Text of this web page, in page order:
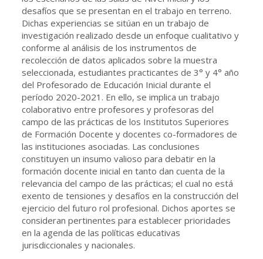
desafíos que se presentan en el trabajo en terreno.
Dichas experiencias se sitúan en un trabajo de
investigación realizado desde un enfoque cualitativo y
conforme al análisis de los instrumentos de
recolección de datos aplicados sobre la muestra
seleccionada, estudiantes practicantes de 3° y 4° año
del Profesorado de Educación Inicial durante el
período 2020-2021. En ello, se implica un trabajo
colaborativo entre profesores y profesoras del
campo de las prácticas de los Institutos Superiores
de Formación Docente y docentes co-formadores de
las instituciones asociadas. Las conclusiones
constituyen un insumo valioso para debatir en la
formación docente inicial en tanto dan cuenta de la
relevancia del campo de las prácticas; el cual no está
exento de tensiones y desafíos en la construcción del
ejercicio del futuro rol profesional. Dichos aportes se
consideran pertinentes para establecer prioridades
en la agenda de las políticas educativas
jurisdiccionales y nacionales.